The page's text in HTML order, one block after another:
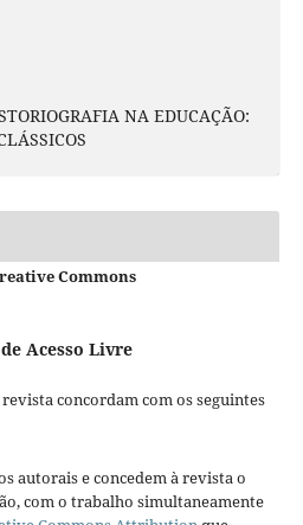
NA EDUCAÇÃO:
Commons
Acesso Livre
concordam com os seguintes
autorais e concedem à revista o
com o trabalho simultaneamente